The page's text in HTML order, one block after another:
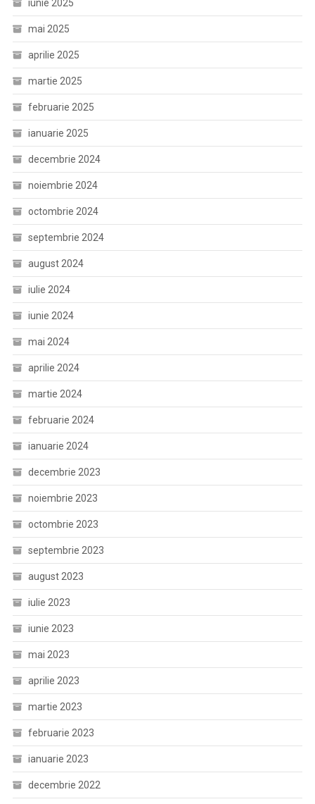
iunie 2025
mai 2025
aprilie 2025
martie 2025
februarie 2025
ianuarie 2025
decembrie 2024
noiembrie 2024
octombrie 2024
septembrie 2024
august 2024
iulie 2024
iunie 2024
mai 2024
aprilie 2024
martie 2024
februarie 2024
ianuarie 2024
decembrie 2023
noiembrie 2023
octombrie 2023
septembrie 2023
august 2023
iulie 2023
iunie 2023
mai 2023
aprilie 2023
martie 2023
februarie 2023
ianuarie 2023
decembrie 2022